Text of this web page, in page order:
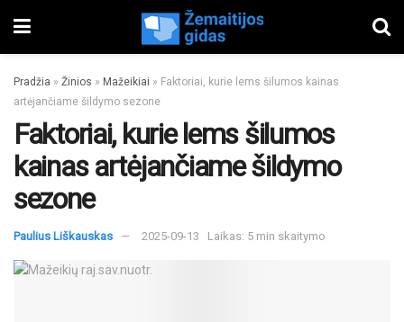
Pradžia » Žinios » Mažeikiai » Faktoriai, kurie lems šilumos kainas
artėjančiame šildymo sezone
Faktoriai, kurie lems šilumos
kainas artėjančiame šildymo
sezone
Paulius Liškauskas 2025-09-13 Laikas: 5 min skaitymo